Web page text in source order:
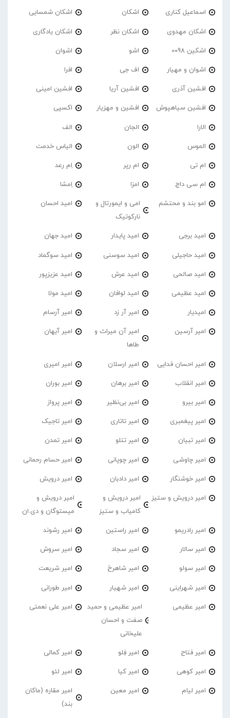
اسماعیل کناری اشکان اشکان شمسایی
اشکان مهدوی اشکان نظر اشکان یادگاری
اشکین 0098 اشو اشوان
اشوان و مهیار اف جی افرا
افشین آذری افشین آریا افشین امینی
افشین سیاهپوش افشین و مهزیار اکسپی
الارا الجان الف
الموس الون الیاس خدمت
ام تی ام رپر اِم رعد
ام سی داج امزا اِمشا
امو بند و محتشم
امی و ایمورتال و
نارکوتیک
امید احسان
امید برجی امید پایدار امید جهان
امید حاجیلی امید سوسنی امید سوگماد
امید صالحی امید عرش امید عزیزپور
امید عظیمی امید لوافان امید مولا
امیدیار امیر آر زد امیر آرسام
امیر آرسین
امیر آن میراث و
طاها
امیر آیهان
امیر احسان فدایی امیر ارسلان امیر امیری
امیر انقلاب امیر برهان امیر‌ بوران
امیر بیرو امیر بی‌نظیر امیر پرواز
امیر پیغمبری امیر تاتاری امیر تاجیک
امیر تبیان امیر تتلو امیر تمدن
امیر چاوشی امیر چوپانی امیر حسام رحمانی
امیر خوشنگار امیر دادبان امیر درویش
امیر درویش و ستیز
امیر درویش و
کامیاب و ستیز
امیر درویش و
میستوگان و دی.ان
امیر رادریمو امیر راستین امیر رشوند
امیر سالار امیر سجاد امیر سروش
امیر سولو امیر شاهرخ امیر شریعت
امیر شهراینی امیر شهیار امیر طورانی
امیر عظیمی
امیر عظیمی و حمید
صفت و احسان
علیخانی
امیر علی نعمتی
امیر فتاح امیر فِلو امیر کمالی
امیر کوهی امیر کیا امیر لئو
امیر لیام امیر معین
امیر مقاره (ماکان
بند)